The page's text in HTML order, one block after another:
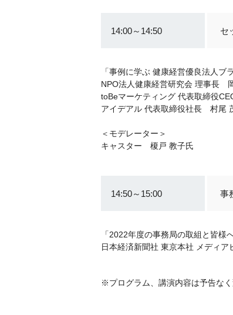
14:00～14:50 セ
「事例に学ぶ 健康経営優良法人ブ
NPO法人健康経営研究会 理事長
toBeマーケティング 代表取締役
アイデアル 代表取締役社長 村尾
＜モデレーター＞
キャスター 榎戸 教子氏
14:50～15:00 事
「2022年度の事務局の取組と皆様
日本経済新聞社 東京本社 メディ
※プログラム、講演内容は予告な